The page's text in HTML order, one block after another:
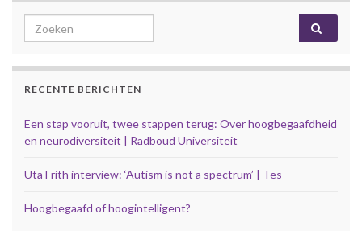
Search for:
RECENTE BERICHTEN
Een stap vooruit, twee stappen terug: Over hoogbegaafdheid
en neurodiversiteit | Radboud Universiteit
Uta Frith interview: ‘Autism is not a spectrum’ | Tes
Hoogbegaafd of hoogintelligent?